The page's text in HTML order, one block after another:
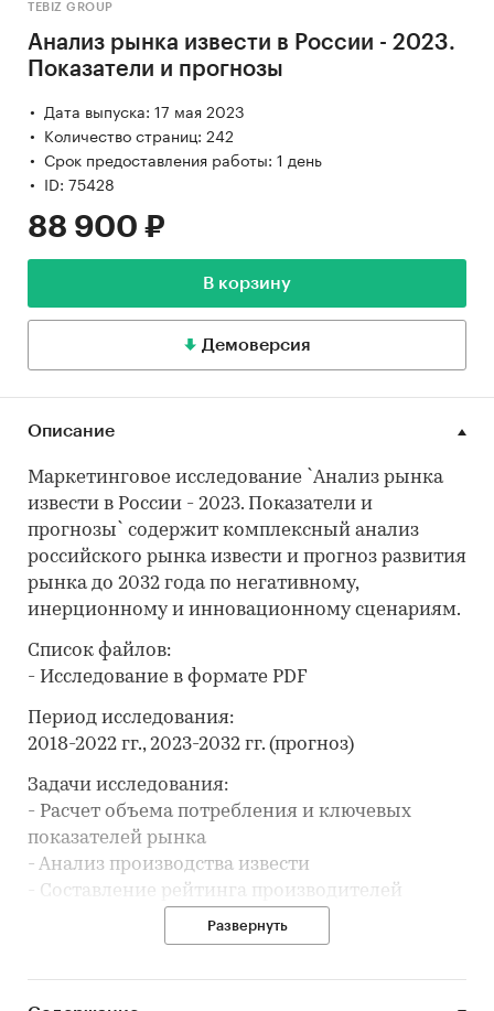
TEBIZ GROUP
Анализ рынка извести в России - 2023.
Показатели и прогнозы
Дата выпуска: 17 мая 2023
Количество страниц: 242
Срок предоставления работы: 1 день
ID: 75428
88 900 ₽
В корзину
Демоверсия
Описание
Маркетинговое исследование `Анализ рынка
извести в России - 2023. Показатели и
прогнозы` содержит комплексный анализ
российского рынка извести и прогноз развития
рынка до 2032 года по негативному,
инерционному и инновационному сценариям.
Список файлов:
- Исследование в формате PDF
Период исследования:
2018-2022 гг., 2023-2032 гг. (прогноз)
Задачи исследования:
- Расчет объема потребления и ключевых
показателей рынка
- Анализ производства извести
- Составление рейтинга производителей
- Анализ цен производителей извести
- Анализ импорта и экспорта
Развернуть